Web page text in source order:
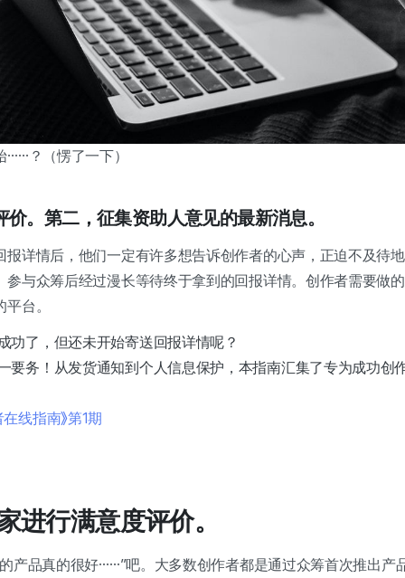
……？（愣了一下）
。第二，征集资助人意见的最新消息。
报详情后，他们一定有许多想告诉创作者的心声，正迫不及待
参与众筹后经过漫长等待终于拿到的回报详情。创作者需要做
台。
功了，但还未开始寄送回报详情呢？
要务！从发货通知到个人信息保护，本指南汇集了专为成功创
线指南》第1期
进行满意度评价。
产品真的很好……”吧。大多数创作者都是通过众筹首次推出产